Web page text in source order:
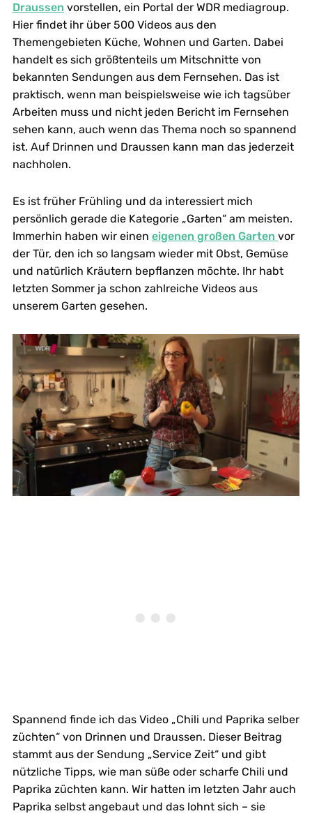
Draussen vorstellen, ein Portal der WDR mediagroup.
Hier findet ihr über 500 Videos aus den
Themengebieten Küche, Wohnen und Garten. Dabei
handelt es sich größtenteils um Mitschnitte von
bekannten Sendungen aus dem Fernsehen. Das ist
praktisch, wenn man beispielsweise wie ich tagsüber
Arbeiten muss und nicht jeden Bericht im Fernsehen
sehen kann, auch wenn das Thema noch so spannend
ist. Auf Drinnen und Draussen kann man das jederzeit
nachholen.
Es ist früher Frühling und da interessiert mich
persönlich gerade die Kategorie „Garten“ am meisten.
Immerhin haben wir einen eigenen großen Garten vor
der Tür, den ich so langsam wieder mit Obst, Gemüse
und natürlich Kräutern bepflanzen möchte. Ihr habt
letzten Sommer ja schon zahlreiche Videos aus
unserem Garten gesehen.
Spannend finde ich das Video „Chili und Paprika selber
züchten“ von Drinnen und Draussen. Dieser Beitrag
stammt aus der Sendung „Service Zeit“ und gibt
nützliche Tipps, wie man süße oder scharfe Chili und
Paprika züchten kann. Wir hatten im letzten Jahr auch
Paprika selbst angebaut und das lohnt sich – sie